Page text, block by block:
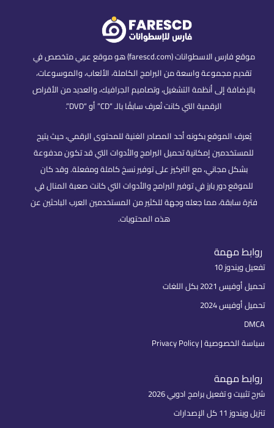
موقع فارس الاسطوانات (farescd.com) هو موقع عربي متخصص في
تقديم مجموعة واسعة من البرامج الكاملة، الألعاب، والموسوعات،
بالإضافة إلى أنظمة التشغيل، وتصاميم الجرافيك، والعديد من الأقراص
الرقمية التي كانت تُعرف سابقًا بالـ “CD” أو “DVD”.
يُعرف الموقع بكونه أحد المصادر الغنية للمحتوى الرقمي، حيث يتيح
للمستخدمين إمكانية تحميل البرامج والأدوات التي قد تكون مدفوعة
بشكل مجاني، مع التركيز على توفير نسخ كاملة ومفعلة. وقد كان
للموقع دور بارز في توفير البرامج والأدوات التي كانت صعبة المنال في
فترة سابقة، مما جعله وجهة للكثير من المستخدمين العرب الباحثين عن
هذه المحتويات.
روابط مهمة
تفعيل ويندوز 10
تحميل أوفيس 2021 بكل اللغات
تحميل أوفيس 2024
DMCA
سياسة الخصوصية | Privacy Policy
روابط مهمة
شرح تثبيت و تفعيل برامج ادوبي 2026
تنزيل ويندوز 11 كل الإصدارات